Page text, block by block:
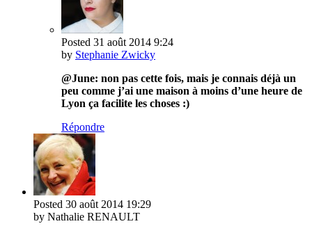
Posted 31 août 2014 9:24
by Stephanie Zwicky
@June: non pas cette fois, mais je connais déjà un
peu comme j’ai une maison à moins d’une heure de
Lyon ça facilite les choses :)
Répondre
Posted 30 août 2014 19:29
by Nathalie RENAULT